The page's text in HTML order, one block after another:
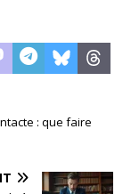
: que faire